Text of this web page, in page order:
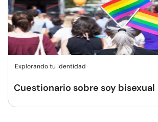
Explorando tu identidad
Cuestionario sobre soy bisexual